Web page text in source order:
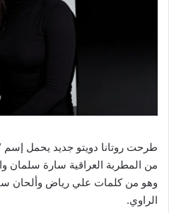
طرحت روتانا دويتو جديد يحمل إسم
من المطربة العراقية سارة سلمان
وهو من كلمات علي رياض وألحان
الراوي.